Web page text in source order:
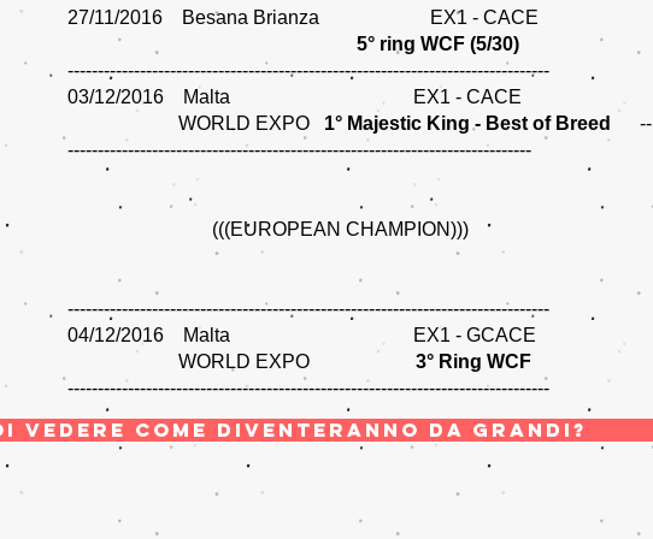
27/11/2016 Besana Brianza EX1 - CACE
5° ring WCF (5/30)
--------------------------------------------------------------------------------
03/12/2016 Malta EX1 - CACE
WORLD EXPO 1° Majestic King - Best of Breed
--
-----------------------------------------------------------------------------
(((EUROPEAN CHAMPION)))
--------------------------------------------------------------------------------
04/12/2016 Malta EX1 - GCACE
WORLD EXPO 3° Ring WCF
--------------------------------------------------------------------------------
VEDERE COME DIVENTERANNO DA GRANDI?